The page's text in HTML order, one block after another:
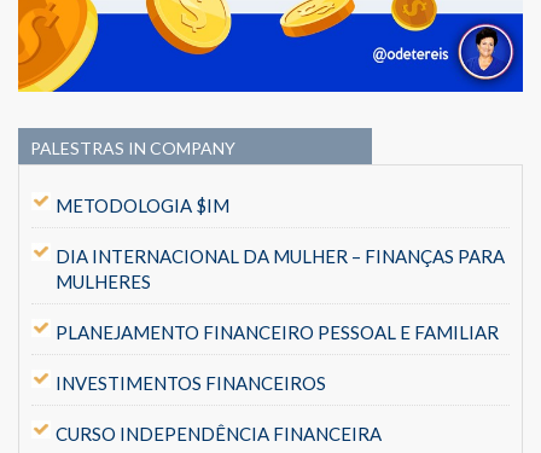
PALESTRAS IN COMPANY
METODOLOGIA $IM
DIA INTERNACIONAL DA MULHER – FINANÇAS PARA
MULHERES
PLANEJAMENTO FINANCEIRO PESSOAL E FAMILIAR
INVESTIMENTOS FINANCEIROS
CURSO INDEPENDÊNCIA FINANCEIRA